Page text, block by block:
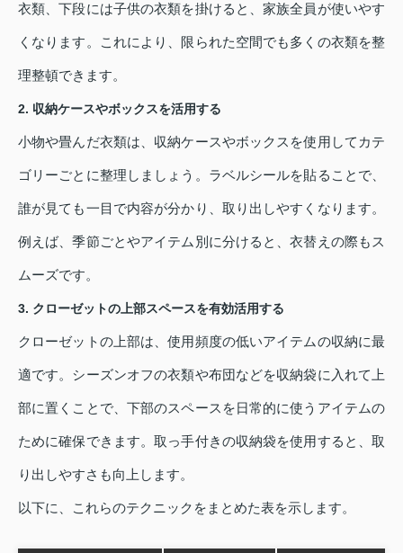
衣類、下段には子供の衣類を掛けると、家族全員が使いやす
くなります。これにより、限られた空間でも多くの衣類を整
理整頓できます。
2. 収納ケースやボックスを活用する
小物や畳んだ衣類は、収納ケースやボックスを使用してカテ
ゴリーごとに整理しましょう。ラベルシールを貼ることで、
誰が見ても一目で内容が分かり、取り出しやすくなります。
例えば、季節ごとやアイテム別に分けると、衣替えの際もス
ムーズです。
3. クローゼットの上部スペースを有効活用する
クローゼットの上部は、使用頻度の低いアイテムの収納に最
適です。シーズンオフの衣類や布団などを収納袋に入れて上
部に置くことで、下部のスペースを日常的に使うアイテムの
ために確保できます。取っ手付きの収納袋を使用すると、取
り出しやすさも向上します。
以下に、これらのテクニックをまとめた表を示します。